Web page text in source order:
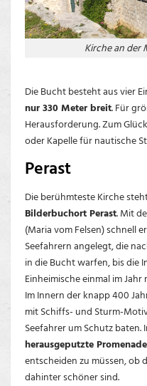
Kirche an der
Die Bucht besteht aus vier
nur 330 Meter breit. Für
Herausforderung. Zum
oder Kapelle für nautische
Perast
Die berühmteste Kirche
Bilderbuchort Perast. Mit
(Maria vom Felsen) schnell
Seefahrern angelegt, die
in die Bucht warfen, bis die
Einheimische einmal im
Im Innern der knapp 400
mit Schiffs- und Sturm-
Seefahrer um Schutz baten.
herausgeputzte Promenade
entscheiden zu müssen, ob
dahinter schöner sind.